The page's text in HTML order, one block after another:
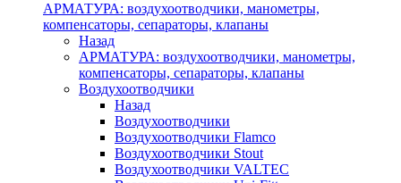
АРМАТУРА: воздухоотводчики, манометры,
компенсаторы, сепараторы, клапаны
Назад
АРМАТУРА: воздухоотводчики, манометры,
компенсаторы, сепараторы, клапаны
Воздухоотводчики
Назад
Воздухоотводчики
Воздухоотводчики Flamco
Воздухоотводчики Stout
Воздухоотводчики VALTEC